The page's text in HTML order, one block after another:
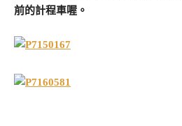
前的計程車喔。